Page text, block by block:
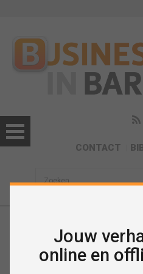
CONTACT
sisea.search
December 2023
Jouw
online en